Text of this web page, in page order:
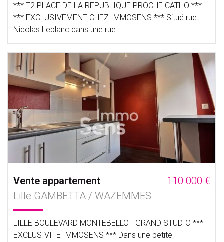
*** T2 PLACE DE LA REPUBLIQUE PROCHE CATHO ***
*** EXCLUSIVEMENT CHEZ IMMOSENS *** Situé rue
Nicolas Leblanc dans une rue......
Vente appartement
110 000 €
Lille GAMBETTA / WAZEMMES
LILLE BOULEVARD MONTEBELLO - GRAND STUDIO ***
EXCLUSIVITE IMMOSENS *** Dans une petite